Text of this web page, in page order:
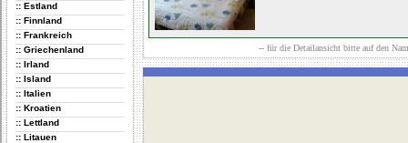
:: Estland
:: Finnland
:: Frankreich
:: Griechenland
:: Irland
:: Island
:: Italien
:: Kroatien
:: Lettland
:: Litauen
-- für die Detailansicht bitte auf den